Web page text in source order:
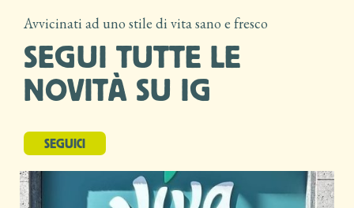
Avvicinati ad uno stile di vita sano e fresco
SEGUI TUTTE LE
NOVITÀ SU IG
SEGUICI